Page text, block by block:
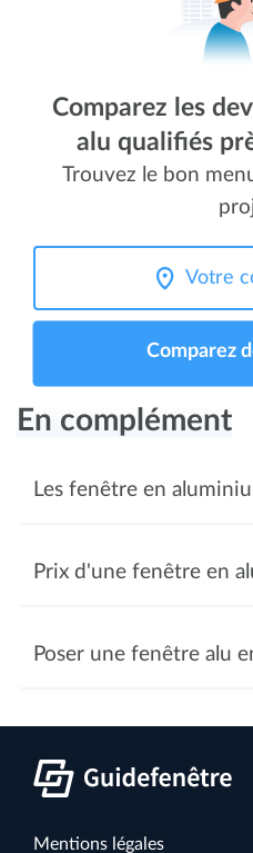
Comparez les
alu qualifiés
Trouvez le bon
Comparez
En complément
Les fenêtre en
Prix d'une fenêtre en
Poser une fenêtre alu
Mentions légales